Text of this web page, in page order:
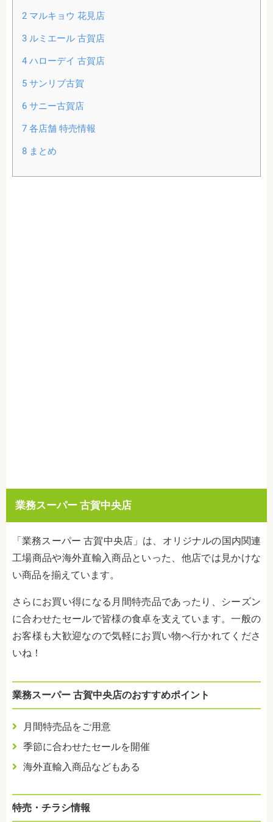
2マルキョウ 花見店
3ルミエール 古賀店
4ハローデイ 古賀店
5サンリブ古賀
6サニー古賀店
7各店舗 特売情報
8まとめ
業務スーパー 古賀中央店
「業務スーパー 古賀中央店」は、オリジナルの国内関連
工場商品や海外直輸入商品といった、他店では見かけな
い商品を揃えています。
さらにお買い得になる月間特売品であったり、シーズン
に合わせたセールで皆様の食卓を支えています。一般の
お客様も大歓迎なので気軽にお買い物へ行かれてくださ
いね！
業務スーパー 古賀中央店のおすすめポイント
月間特売品をご用意
季節に合わせたセールを開催
海外直輸入商品などもある
特売・チラシ情報